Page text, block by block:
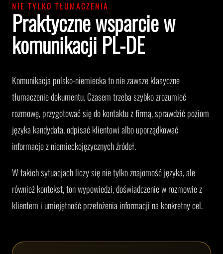
NIE TYLKO TŁUMACZENIA
Praktyczne wsparcie w
komunikacji PL-DE
Komunikacja polsko-niemiecka to nie zawsze klasyczne
tłumaczenie dokumentu. Czasem trzeba szybko zrozumieć
rozmowę, przygotować się do kontaktu z firmą, sprawdzić poziom
języka kandydata, odpisać klientowi albo uporządkować
informacje z niemieckojęzycznych źródeł.
W takich sytuacjach liczy się nie tylko znajomość języka, ale
również kontekst, ton wypowiedzi, doświadczenie w rozmowie z
klientem i umiejętność przełożenia informacji na konkretny cel.